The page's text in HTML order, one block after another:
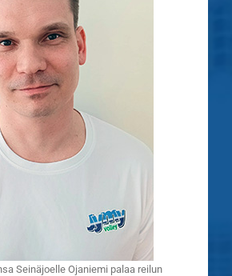
Seinäjoelle Ojaniemi palaa reilun